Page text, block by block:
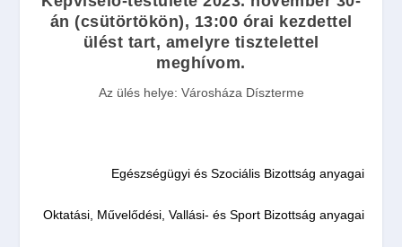
án (csütörtökön), 13:00 órai kezdettel
ülést tart, amelyre tisztelettel
meghívom.
Az ülés helye: Városháza Díszterme
Egészségügyi és Szociális Bizottság anyagai
Oktatási, Művelődési, Vallási- és Sport Bizottság anyagai